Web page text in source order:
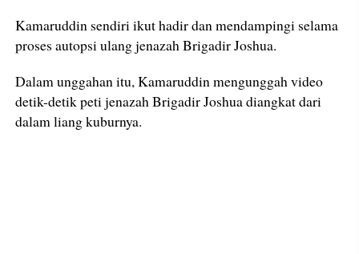
Kamaruddin sendiri ikut hadir dan mendampingi selama
proses autopsi ulang jenazah Brigadir Joshua.
Dalam unggahan itu, Kamaruddin mengunggah video
detik-detik peti jenazah Brigadir Joshua diangkat dari
dalam liang kuburnya.